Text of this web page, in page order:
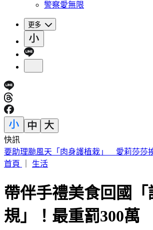
警察愛無限
更多
快訊
桃園明天5區近10萬戶斷水11小時 影響
首頁
生活
帶伴手禮美食回國「
規」！最重罰300